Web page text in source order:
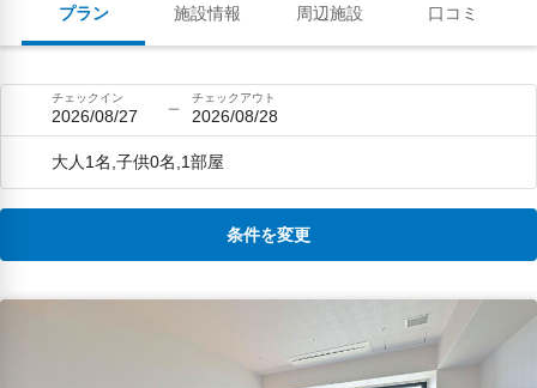
プラン 施設情報 周辺施設 口コミ
チェックイン
2026/08/27
チェックアウト
2026/08/28
大人1名,子供0名,1部屋
条件を変更